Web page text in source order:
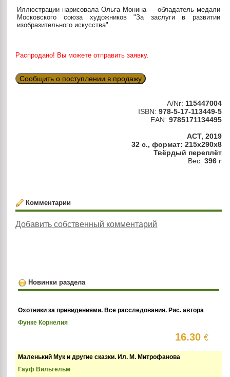
Иллюстрации нарисовала Ольга Монина — обладатель медали
Московского союза художников "За заслуги в развитии
изобразительного искусства".
Распродано! Вы можете отправить заявку.
Сообщить о поступлении в продажу
A/Nr: 115447004
ISBN: 978-5-17-113449-5
EAN: 9785171134495
АСТ, 2019
32 с., формат: 215x290x8
Твёрдый переплёт
Вес: 396 г
Комментарии
Добавить собственный комментарий
Новинки раздела
Охотники за привидениями. Все расследования. Рис. автора
Функе Корнелия
16.30€
Маленький Мук и другие сказки. Ил. М. Митрофанова
Гауф Вильгельм